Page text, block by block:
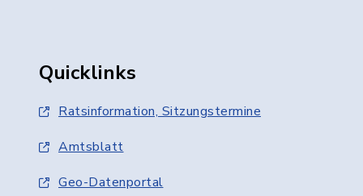
Quicklinks
Ratsinformation, Sitzungstermine
Amtsblatt
Geo-Datenportal